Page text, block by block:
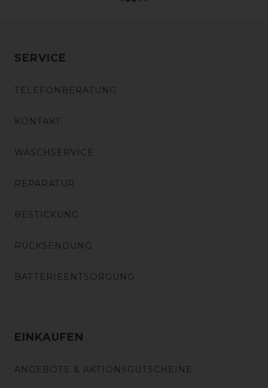
SERVICE
TELEFONBERATUNG
KONTAKT
WASCHSERVICE
REPARATUR
BESTICKUNG
RÜCKSENDUNG
BATTERIEENTSORGUNG
EINKAUFEN
ANGEBOTE & AKTIONSGUTSCHEINE